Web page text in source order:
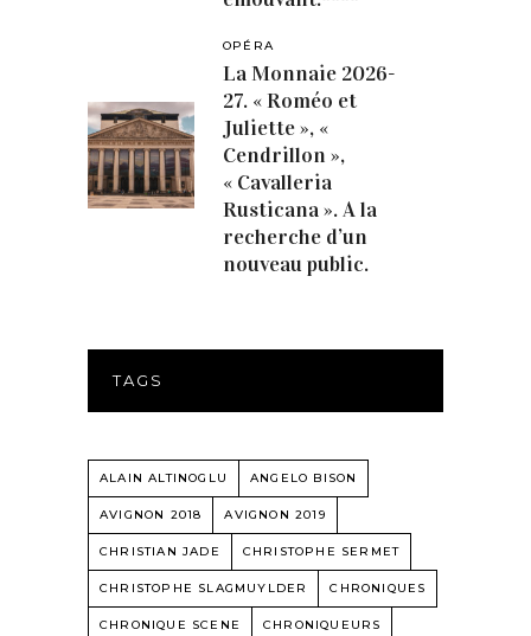
OPÉRA
La Monnaie 2026-
27. « Roméo et
Juliette », «
Cendrillon »,
« Cavalleria
Rusticana ». A la
recherche d’un
nouveau public.
TAGS
ALAIN ALTINOGLU ANGELO BISON
AVIGNON 2018 AVIGNON 2019
CHRISTIAN JADE CHRISTOPHE SERMET
CHRISTOPHE SLAGMUYLDER CHRONIQUES
CHRONIQUE SCENE CHRONIQUEURS